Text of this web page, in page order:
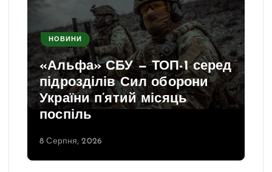
НОВИНИ
«Альфа» СБУ — ТОП-1 серед
підрозділів Сил оборони
України п’ятий місяць
поспіль
8 Серпня, 2026